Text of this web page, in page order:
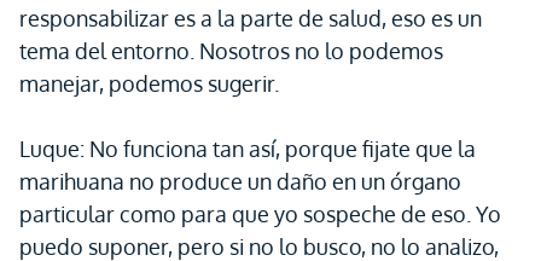
responsabilizar es a la parte de salud, eso es un
tema del entorno. Nosotros no lo podemos
manejar, podemos sugerir.
Luque: No funciona tan así, porque fijate que la
marihuana no produce un daño en un órgano
particular como para que yo sospeche de eso. Yo
puedo suponer, pero si no lo busco, no lo analizo,